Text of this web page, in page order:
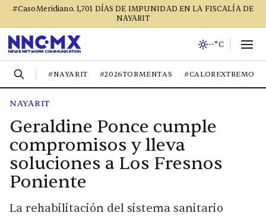
#CasoMeridiano. 1,701 DÍAS DE IMPUNIDAD EN LA FISCALÍA DE
NAYARIT
--°C
#NAYARIT #2026TORMENTAS #CALOREXTREMO
NAYARIT
Geraldine Ponce cumple
compromisos y lleva
soluciones a Los Fresnos
Poniente
La rehabilitación del sistema sanitario